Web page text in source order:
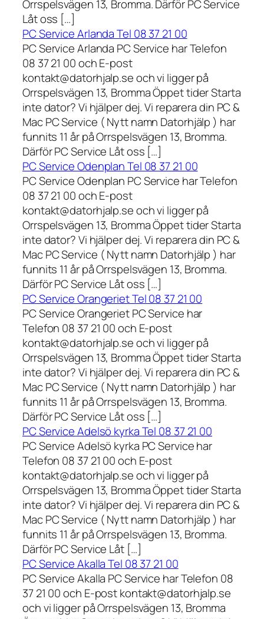
Orrspelsvägen 13, Bromma. Därför PC Service
Låt oss […]
PC Service Arlanda Tel 08 37 21 00
PC Service Arlanda PC Service har Telefon
08 37 21 00 och E-post
kontakt@datorhjalp.se och vi ligger på
Orrspelsvägen 13, Bromma Öppet tider Starta
inte dator? Vi hjälper dej. Vi reparera din PC &
Mac PC Service ( Nytt namn Datorhjälp ) har
funnits 11 år på Orrspelsvägen 13, Bromma.
Därför PC Service Låt oss […]
PC Service Odenplan Tel 08 37 21 00
PC Service Odenplan PC Service har Telefon
08 37 21 00 och E-post
kontakt@datorhjalp.se och vi ligger på
Orrspelsvägen 13, Bromma Öppet tider Starta
inte dator? Vi hjälper dej. Vi reparera din PC &
Mac PC Service ( Nytt namn Datorhjälp ) har
funnits 11 år på Orrspelsvägen 13, Bromma.
Därför PC Service Låt oss […]
PC Service Orangeriet Tel 08 37 21 00
PC Service Orangeriet PC Service har
Telefon 08 37 21 00 och E-post
kontakt@datorhjalp.se och vi ligger på
Orrspelsvägen 13, Bromma Öppet tider Starta
inte dator? Vi hjälper dej. Vi reparera din PC &
Mac PC Service ( Nytt namn Datorhjälp ) har
funnits 11 år på Orrspelsvägen 13, Bromma.
Därför PC Service Låt oss […]
PC Service Adelsö kyrka Tel 08 37 21 00
PC Service Adelsö kyrka PC Service har
Telefon 08 37 21 00 och E-post
kontakt@datorhjalp.se och vi ligger på
Orrspelsvägen 13, Bromma Öppet tider Starta
inte dator? Vi hjälper dej. Vi reparera din PC &
Mac PC Service ( Nytt namn Datorhjälp ) har
funnits 11 år på Orrspelsvägen 13, Bromma.
Därför PC Service Låt […]
PC Service Akalla Tel 08 37 21 00
PC Service Akalla PC Service har Telefon 08
37 21 00 och E-post kontakt@datorhjalp.se
och vi ligger på Orrspelsvägen 13, Bromma